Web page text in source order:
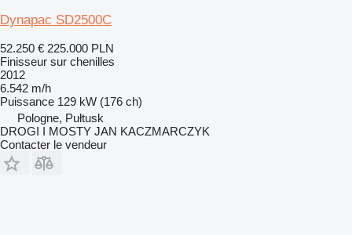
Dynapac SD2500C
52.250 € 225.000 PLN
Finisseur sur chenilles
2012
6.542 m/h
Puissance 129 kW (176 ch)
Pologne, Pułtusk
DROGI I MOSTY JAN KACZMARCZYK
Contacter le vendeur